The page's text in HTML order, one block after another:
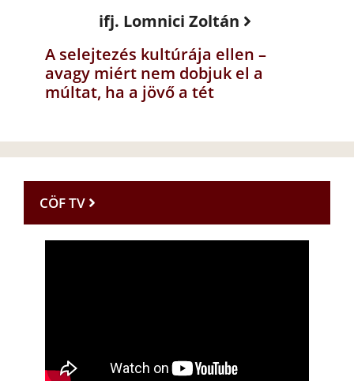
ifj. Lomnici Zoltán
A selejtezés kultúrája ellen –
avagy miért nem dobjuk el a
múltat, ha a jövő a tét
CÖF TV